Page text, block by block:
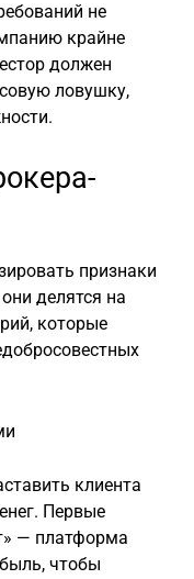
не
крайне
должен
ловушку,
признаки
делятся на
которые
клиента
Первые
— платформа
чтобы